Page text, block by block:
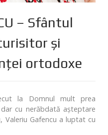
– Sfântul
și
ortodoxe
la Domnul mult prea
cu nerăbdată așteptare
Valeriu Gafencu a luptat cu